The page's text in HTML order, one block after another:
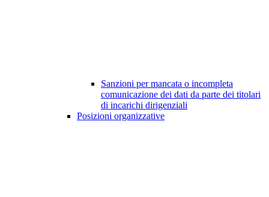
Sanzioni per mancata o incompleta
comunicazione dei dati da parte dei titolari
di incarichi dirigenziali
Posizioni organizzative